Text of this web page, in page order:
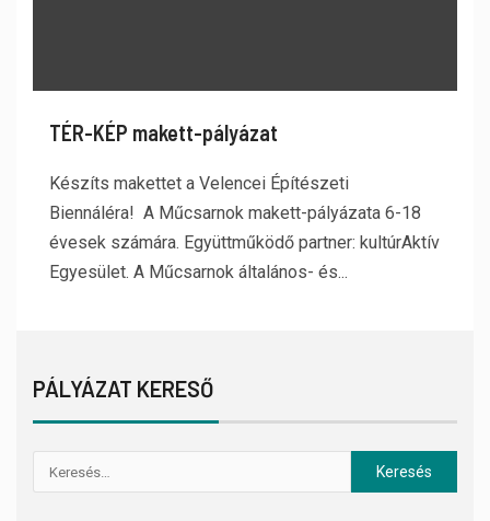
TÉR-KÉP makett-pályázat
Készíts makettet a Velencei Építészeti
Biennáléra! A Műcsarnok makett-pályázata 6-18
évesek számára. Együttműködő partner: kultúrAktív
Egyesület. A Műcsarnok általános- és...
PÁLYÁZAT KERESŐ